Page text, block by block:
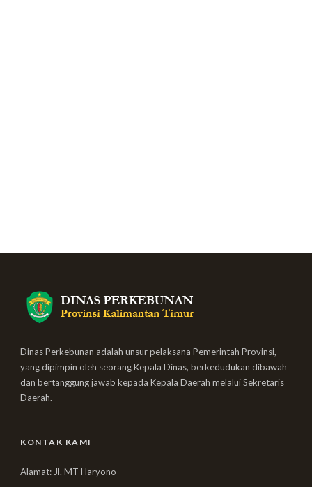
Dinas Perkebunan adalah unsur pelaksana Pemerintah Provinsi,
yang dipimpin oleh seorang Kepala Dinas, berkedudukan dibawah
dan bertanggung jawab kepada Kepala Daerah melalui Sekretaris
Daerah.
KONTAK KAMI
Alamat: Jl. MT Haryono